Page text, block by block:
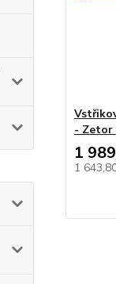
- Zetor
1
1